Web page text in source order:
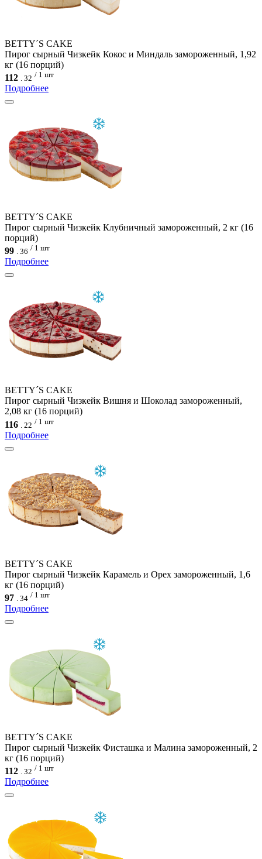
BETTY´S CAKE
Пирог сырный Чизкейк Кокос и Миндаль замороженный, 1,92
кг (16 порций)
112 . 32 / 1 шт
Подробнее
BETTY´S CAKE
Пирог сырный Чизкейк Клубничный замороженный, 2 кг (16
порций)
99 . 36 / 1 шт
Подробнее
BETTY´S CAKE
Пирог сырный Чизкейк Вишня и Шоколад замороженный,
2,08 кг (16 порций)
116
22 / 1 шт
Подробнее
BETTY´S CAKE
Пирог сырный Чизкейк Карамель и Орех замороженный, 1,6
кг (16 порций)
97 . 34 / 1 шт
Подробнее
BETTY´S CAKE
Пирог сырный Чизкейк Фисташка и Малина замороженный, 2
кг (16 порций)
112 . 32 / 1 шт
Подробнее